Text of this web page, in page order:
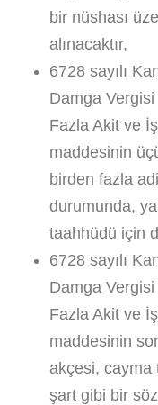
bir nüshası
alınacaktır,
6728 sayılı
Damga Vergisi
Fazla Akit ve
maddesinin
birden fazla
durumunda,
taahhüdü için
6728 sayılı
Damga Vergisi
Fazla Akit ve
maddesinin
akçesi, cayma
şart gibi bir